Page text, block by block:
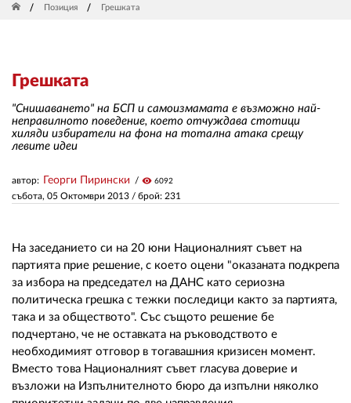
Позиция Грешката
Грешката
"Снишаването" на БСП и самоизмамата е възможно най-
неправилното поведение, което отчуждава стотици
хиляди избиратели на фона на тотална атака срещу
левите идеи
събота, 05 Октомври 2013 / брой: 231
автор: Георги Пирински visibility 6092
На заседанието си на 20 юни Националният съвет на
партията прие решение, с което оцени "оказаната подкрепа
за избора на председател на ДАНС като сериозна
политическа грешка с тежки последици както за партията,
така и за обществото". Със същото решение бе
подчертано, че не оставката на ръководството е
необходимият отговор в тогавашния кризисен момент.
Вместо това Националният съвет гласува доверие и
възложи на Изпълнителното бюро да изпълни няколко
ЗА НАС
РЕДАКЦИЯ
АБОНАМЕНТ
УСЛОВИЯ ЗА ПОЛЗВАНЕ
ПОЛИТИКА ЗА БИСКВИТКИТЕ
ПОЛИТИКАТА ЗА
ПОВЕРИТЕЛНОСТ